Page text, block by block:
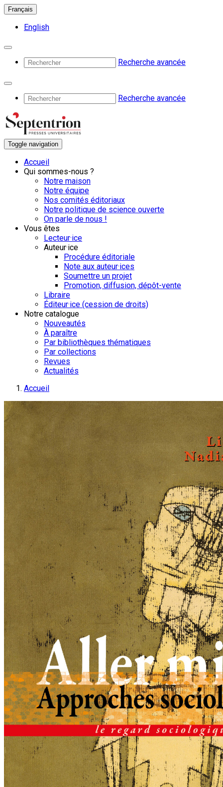
Français
English
Recherche avancée
Recherche avancée
Toggle navigation
Accueil
Qui sommes-nous ?
Notre maison
Notre équipe
Nos comités éditoriaux
Notre politique de science ouverte
On parle de nous !
Vous êtes
Lecteur·ice
Auteur·ice
Procédure éditoriale
Note aux auteur·ices
Soumettre un projet
Promotion, diffusion, dépôt-vente
Libraire
Éditeur·ice (cession de droits)
Notre catalogue
Nouveautés
À paraître
Par bibliothèques thématiques
Par collections
Revues
Actualités
Accueil